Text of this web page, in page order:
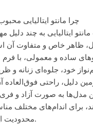
چرا مانتو ایتالیایی
ایتالیایی به چند دلیل
ظاهر خاص و متفاوت آن
ساده و معمولی، با
خود، جلوه‌ای زنانه و
دلیل، راحتی
مدل‌ها به صورت آزاد و
برای اندام‌های مختلف
محدودیت ایجاد نمی‌کنند.